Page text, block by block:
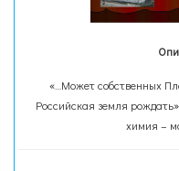
«…Может собственных
Российская земля
химия –